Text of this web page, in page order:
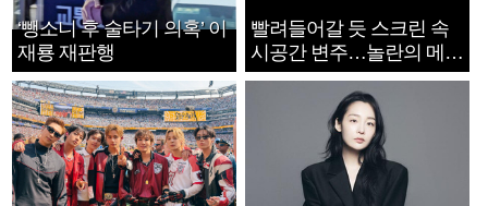
‘뺑소니 후 술타기 의혹’ 이
재룡 재판행
빨려들어갈 듯 스크린 속
시공간 변주…놀란의 메시
지는 ‘전쟁 속죄’